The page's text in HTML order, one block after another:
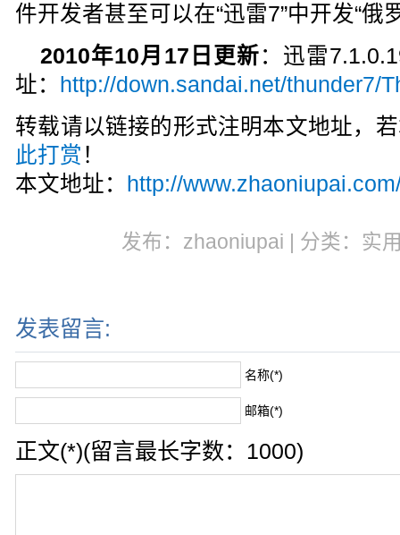
件开发者甚至可以在“迅雷7”中开发“俄
2010年10月17日更新：迅雷
址：
http://down.sandai.net/thunder7/
转载请以链接的形式注明本文地址，
此打赏 ！
本文地址：
http://
发布：zhaoniupai | 分类：实
发表留言:
名称(*)
邮箱(*)
正文(*)(留言最长字数：1000)